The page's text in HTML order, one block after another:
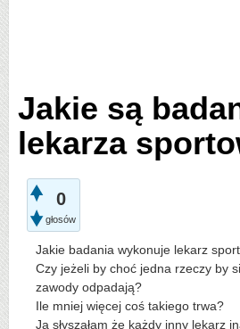
Jakie są
lekarza
0
głosów
Jakie badania wykonuje lekarz
Czy jeżeli by choć jedna rzeczy by
zawody odpadają?
Ile mniej więcej coś takiego trwa?
Ja słyszałam że każdy inny lekarz